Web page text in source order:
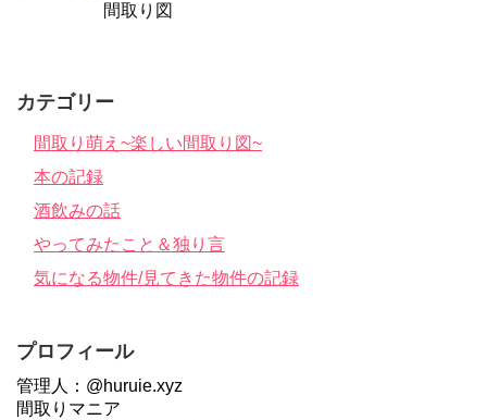
間取り図
カテゴリー
間取り萌え~楽しい間取り図~
本の記録
酒飲みの話
やってみたこと＆独り言
気になる物件/見てきた物件の記録
プロフィール
管理人：@huruie.xyz
間取りマニア